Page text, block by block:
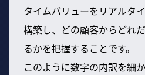
タイムバリューをリアルタ
構築し、どの顧客からどれ
るかを把握することです。
このように数字の内訳を細